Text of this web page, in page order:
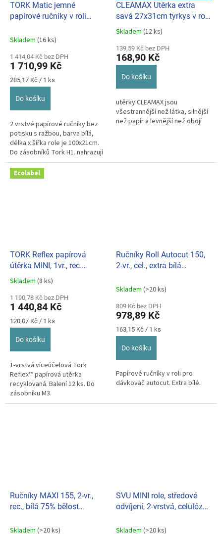
TORK Matic jemné
papírové ručníky v roli
290016
Skladem (16 ks)
1 414,04 Kč bez DPH
1 710,99 Kč
Měrná
cena:
285,17 Kč / 1 ks
Do košíku
2 vrstvé papírové ručníky bez
potisku s ražbou, barva bílá,
délka x šířka role je 100x21cm.
Do zásobníků Tork H1. nahrazují
ručníky 120016
CLEAMAX Utěrka extra
savá 27x31cm tyrkys v roli
(50útržků)
Průměrné
produktu
je
5
hvězdiček.
Skladem (12 ks)
139,59 Kč bez DPH
168,90 Kč
Do košíku
utěrky CLEAMAX jsou
všestrannější než látka, silnější
než papír a levnější než obojí
Ecolabel
TORK Reflex papírová
útěrka MINI, 1vr., rec.
(bal.12ks) 331.473246
Průměrné
produktu
je
5,0
z
Skladem (8 ks)
1 190,78 Kč bez DPH
1 440,84 Kč
Měrná
cena:
120,07 Kč / 1 ks
Do košíku
1-vrstvá víceúčelová Tork
Reflex™ papírová utěrka
recyklovaná. Balení 12 ks. Do
zásobníku M3.
Ručníky Roll Autocut 150,
2-vr., cel., extra bílá
Skladem (>20 ks)
809 Kč bez DPH
978,89 Kč
Měrná
cena:
163,15 Kč / 1 ks
Do košíku
Papírové ručníky v roli pro
dávkovač autocut. Extra bílé.
Ručníky MAXI 155, 2-vr.,
rec., bílá 75% bělost
Skladem (>20 ks)
SVU MINI role, středové
odvíjení, 2-vrstvá, celulóza,
Skladem (>20 ks)